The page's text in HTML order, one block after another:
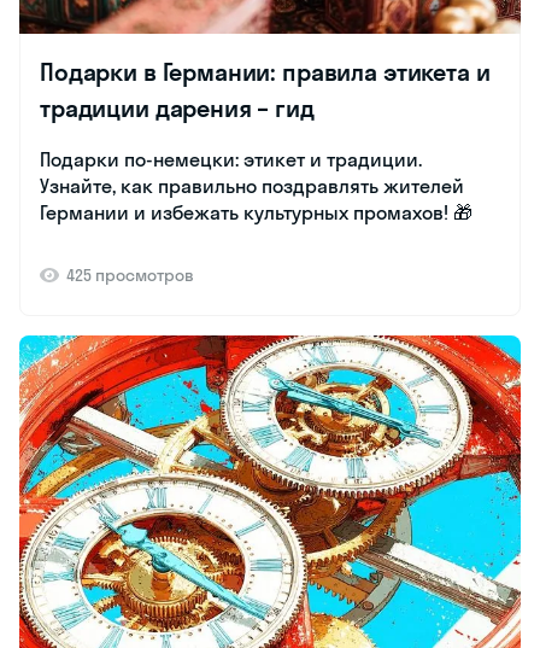
Подарки в Германии: правила этикета и
традиции дарения – гид
Подарки по-немецки: этикет и традиции.
Узнайте, как правильно поздравлять жителей
Германии и избежать культурных промахов! 🎁
425 просмотров